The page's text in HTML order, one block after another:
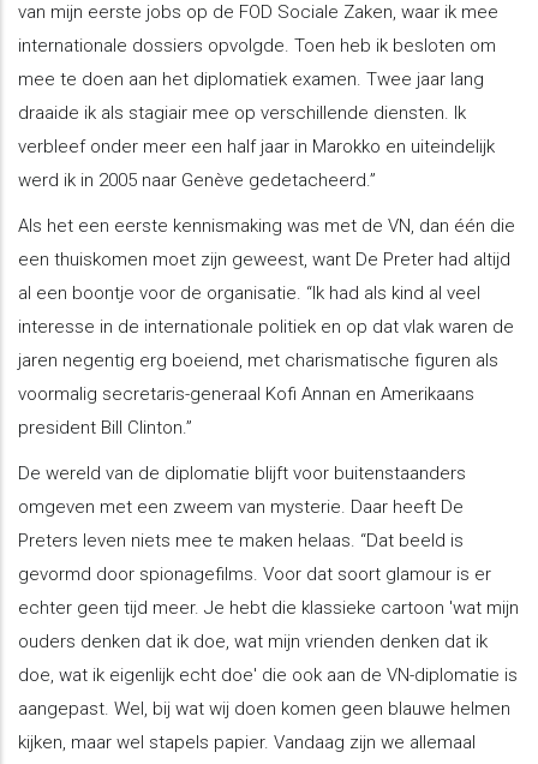
van mijn eerste jobs op de FOD Sociale Zaken, waar ik mee
internationale dossiers opvolgde. Toen heb ik besloten om
mee te doen aan het diplomatiek examen. Twee jaar lang
draaide ik als stagiair mee op verschillende diensten. Ik
verbleef onder meer een half jaar in Marokko en uiteindelijk
werd ik in 2005 naar Genève gedetacheerd.”
Als het een eerste kennismaking was met de VN, dan één die
een thuiskomen moet zijn geweest, want De Preter had altijd
al een boontje voor de organisatie. “Ik had als kind al veel
interesse in de internationale politiek en op dat vlak waren de
jaren negentig erg boeiend, met charismatische figuren als
voormalig secretaris-generaal Kofi Annan en Amerikaans
president Bill Clinton.”
De wereld van de diplomatie blijft voor buitenstaanders
omgeven met een zweem van mysterie. Daar heeft De
Preters leven niets mee te maken helaas. “Dat beeld is
gevormd door spionagefilms. Voor dat soort glamour is er
echter geen tijd meer. Je hebt die klassieke cartoon 'wat mijn
ouders denken dat ik doe, wat mijn vrienden denken dat ik
doe, wat ik eigenlijk echt doe' die ook aan de VN-diplomatie is
aangepast. Wel, bij wat wij doen komen geen blauwe helmen
kijken, maar wel stapels papier. Vandaag zijn we allemaal